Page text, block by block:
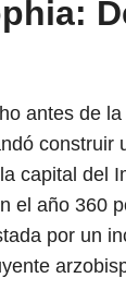
antes de
construir
capital del
el año 360
por un